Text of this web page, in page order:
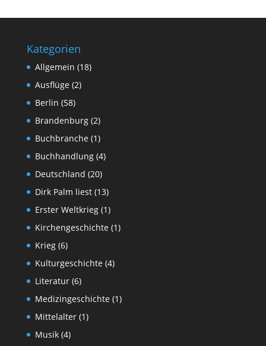
Kategorien
Allgemein (18)
Ausflüge(2)
Berlin (58)
Brandenburg(2)
Buchbranche(1)
Buchhandlung(4)
Deutschland (20)
Dirk Palm liest(13)
Erster Weltkrieg(1)
Kirchengeschichte(1)
Krieg(6)
Kulturgeschichte(4)
Literatur(6)
Medizingeschichte(1)
Mittelalter(1)
Musik(4)